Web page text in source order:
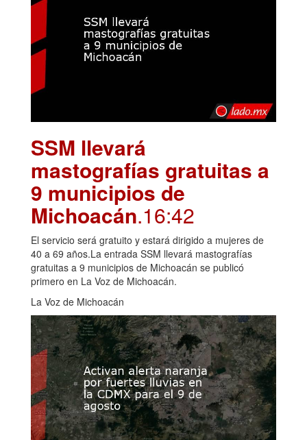
SSM llevará
mastografías gratuitas a
9 municipios de
Michoacán.16:42
El servicio será gratuito y estará dirigido a mujeres de
40 a 69 años.La entrada SSM llevará mastografías
gratuitas a 9 municipios de Michoacán se publicó
primero en La Voz de Michoacán.
La Voz de Michoacán